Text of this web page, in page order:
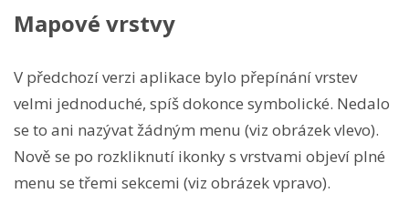
Mapové vrstvy
V předchozí verzi aplikace bylo přepínání vrstev
velmi jednoduché, spíš dokonce symbolické. Nedalo
se to ani nazývat žádným menu (viz obrázek vlevo).
Nově se po rozkliknutí ikonky s vrstvami objeví plné
menu se třemi sekcemi (viz obrázek vpravo).